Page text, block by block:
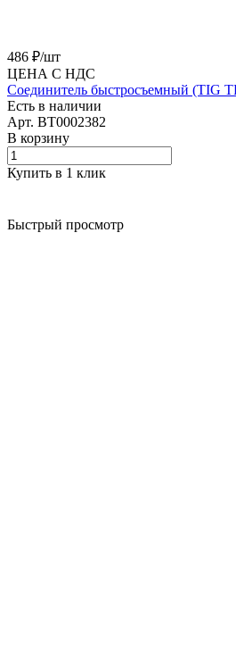
486 ₽/шт
ЦЕНА С НДС
Соединитель быстросъемный (TIG
Есть в наличии
Арт. BT0002382
В корзину
Купить в 1 клик
Быстрый просмотр